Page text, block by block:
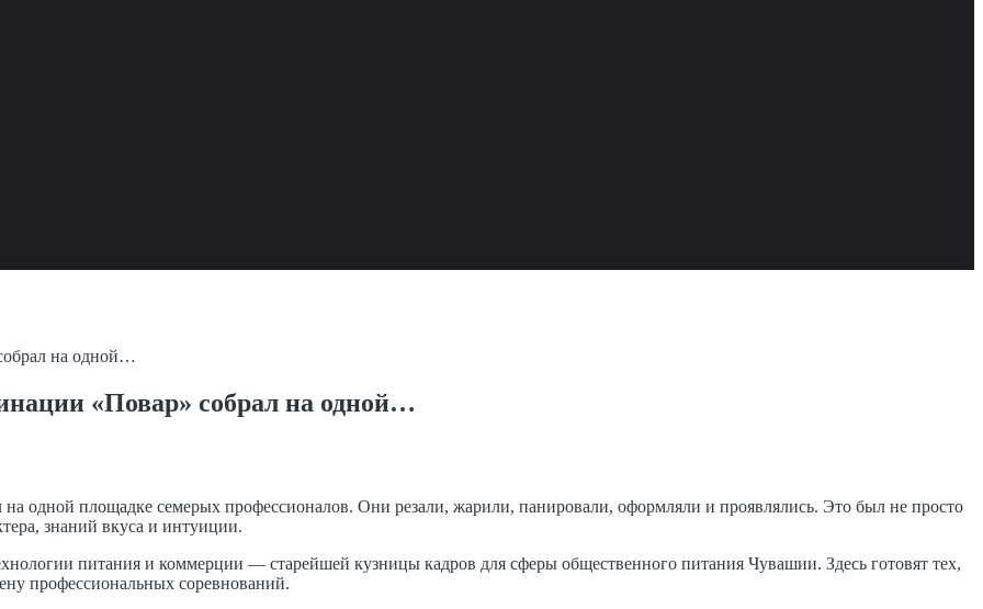
на одной…
«Повар» собрал на одной…
одной площадке семерых профессионалов. Они резали, жарили, панировали, оформляли и проявлялись. Это был не просто
знаний вкуса и интуиции.
питания и коммерции — старейшей кузницы кадров для сферы общественного питания Чувашии. Здесь готовят тех,
профессиональных соревнований.